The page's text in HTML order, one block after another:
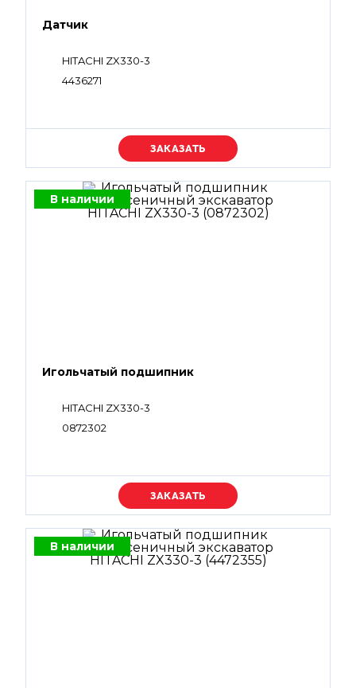
Датчик
HITACHI ZX330-3
4436271
Уточняйте цену
В наличии
Игольчатый подшипник
HITACHI ZX330-3
0872302
Уточняйте цену
В наличии